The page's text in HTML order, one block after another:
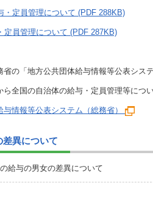
・定員管理について (PDF 288KB)
定員管理について (PDF 287KB)
省の「地方公共団体給与情報等公表シス
ら全国の自治体の給与・定員管理等につ
情報等公表システム（総務省）
異について
給与の男女の差異について